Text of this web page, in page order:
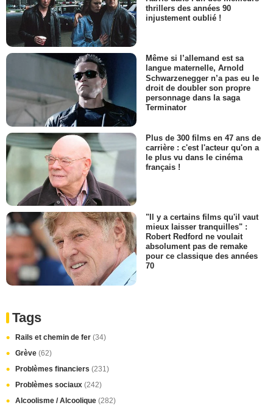
thrillers des années 90
injustement oublié !
Même si l’allemand est sa
langue maternelle, Arnold
Schwarzenegger n’a pas eu le
droit de doubler son propre
personnage dans la saga
Terminator
Plus de 300 films en 47 ans de
carrière : c'est l'acteur qu'on a
le plus vu dans le cinéma
français !
"Il y a certains films qu'il vaut
mieux laisser tranquilles" :
Robert Redford ne voulait
absolument pas de remake
pour ce classique des années
70
Tags
Rails et chemin de fer (34)
Grève (62)
Problèmes financiers (231)
Problèmes sociaux (242)
Alcoolisme / Alcoolique (282)